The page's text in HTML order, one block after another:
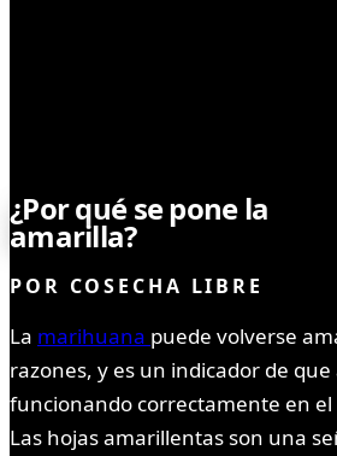
¿Por qué se pone la
amarilla?
POR COSECHA LIBRE
La marihuana puede volverse
razones, y es un indicador de
funcionando correctamente en el
Las hojas amarillentas son una